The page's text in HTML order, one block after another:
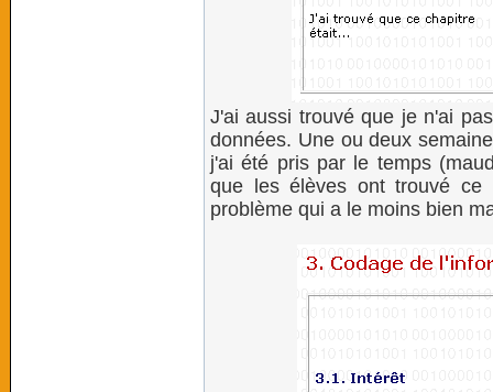
J'ai aussi trouvé que je n'ai
données. Une ou deux
j'ai été pris par le temps
que les élèves ont trouvé ce
problème qui a le moins bien